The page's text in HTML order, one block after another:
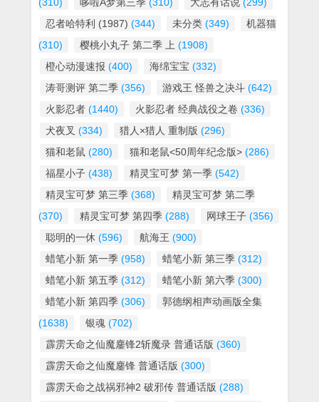
忍者哈特利 (1987) (344) 未分类 (349)
机器猫
(310)
樱桃小丸子 第二季 上 (1908)
橙心动漫速报 (400) 海绵宝宝 (332)
涛哥测评 第二季 (356) 游戏王 怪兽之决斗 (642)
火影忍者 (1440) 火影忍者 经典战役之卷 (336)
犬夜叉 (334) 猎人×猎人 重制版 (296)
猫和老鼠 (280) 猫和老鼠<50周年纪念版> (286)
福星小子 (438) 精灵宝可梦 第一季 (542)
精灵宝可梦 第三季 (368)
精灵宝可梦 第二季
(370)
精灵宝可梦 第四季 (288) 网球王子 (356)
聪明的一休 (596) 航海王 (900)
蜡笔小新 第一季 (958) 蜡笔小新 第三季 (312)
蜡笔小新 第五季 (312) 蜡笔小新 第六季 (300)
蜡笔小新 第四季 (306)
郭德纲相声动画版全集
(1638)
银魂 (702)
霹雳天命之仙魔鏖锋2斩魔录 普通话版 (360)
霹雳天命之仙魔鏖锋 普通话版 (300)
霹雳天命之战祸邪神2 破邪传 普通话版 (288)